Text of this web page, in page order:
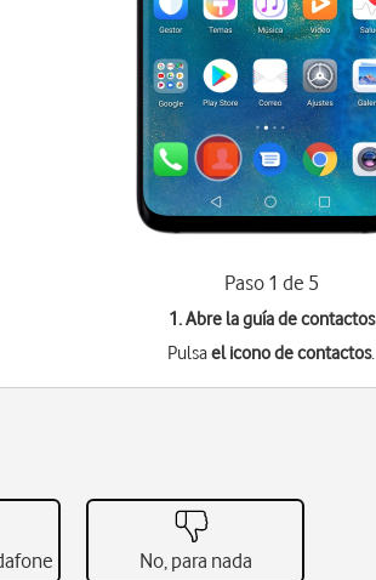
Paso 1 de 5
1. Abre la guía de contactos
Pulsael icono de contactos.
No, para nada